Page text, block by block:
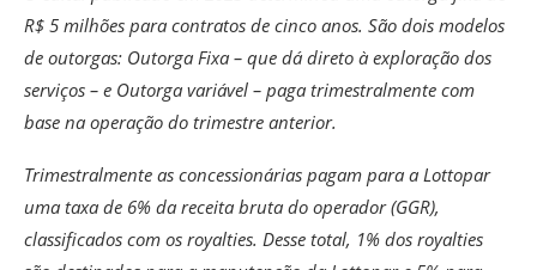
R$ 5 milhões para contratos de cinco anos. São dois modelos
de outorgas: Outorga Fixa – que dá direto à exploração dos
serviços – e Outorga variável – paga trimestralmente com
base na operação do trimestre anterior.
Trimestralmente as concessionárias pagam para a Lottopar
uma taxa de 6% da receita bruta do operador (GGR),
classificados com os royalties. Desse total, 1% dos royalties